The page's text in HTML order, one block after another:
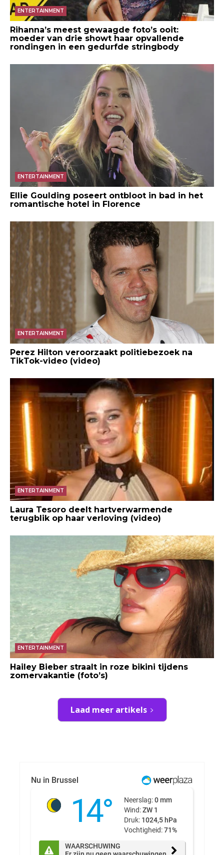
ENTERTAINMENT
Rihanna’s meest gewaagde foto’s ooit:
moeder van drie showt haar opvallende
rondingen in een gedurfde stringbody
ENTERTAINMENT
Ellie Goulding poseert ontbloot in bad in het
romantische hotel in Florence
ENTERTAINMENT
Perez Hilton veroorzaakt politiebezoek na
TikTok-video (video)
ENTERTAINMENT
Laura Tesoro deelt hartverwarmende
terugblik op haar verloving (video)
ENTERTAINMENT
Hailey Bieber straalt in roze bikini tijdens
zomervakantie (foto’s)
Laad meer artikels